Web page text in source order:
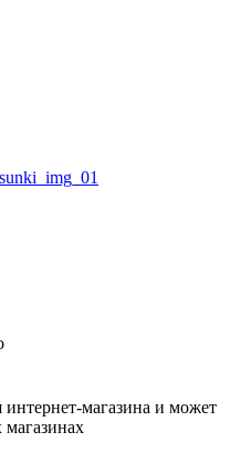
интернет-магазина и может
магазинах